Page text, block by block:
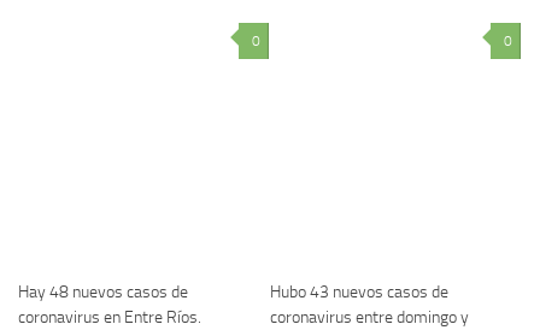
0
Hay 48 nuevos casos de
coronavirus en Entre Ríos.
0
Hubo 43 nuevos casos de
coronavirus entre domingo y